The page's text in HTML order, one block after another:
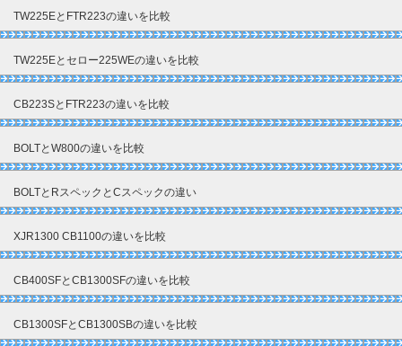
TW225EとFTR223の違いを比較
TW225Eとセロー225WEの違いを比較
CB223SとFTR223の違いを比較
BOLTとW800の違いを比較
BOLTとRスペックとCスペックの違い
XJR1300 CB1100の違いを比較
CB400SFとCB1300SFの違いを比較
CB1300SFとCB1300SBの違いを比較